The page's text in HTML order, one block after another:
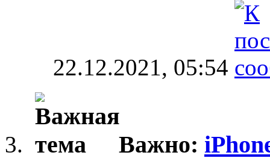
22.12.2021, 05:54
Важно: